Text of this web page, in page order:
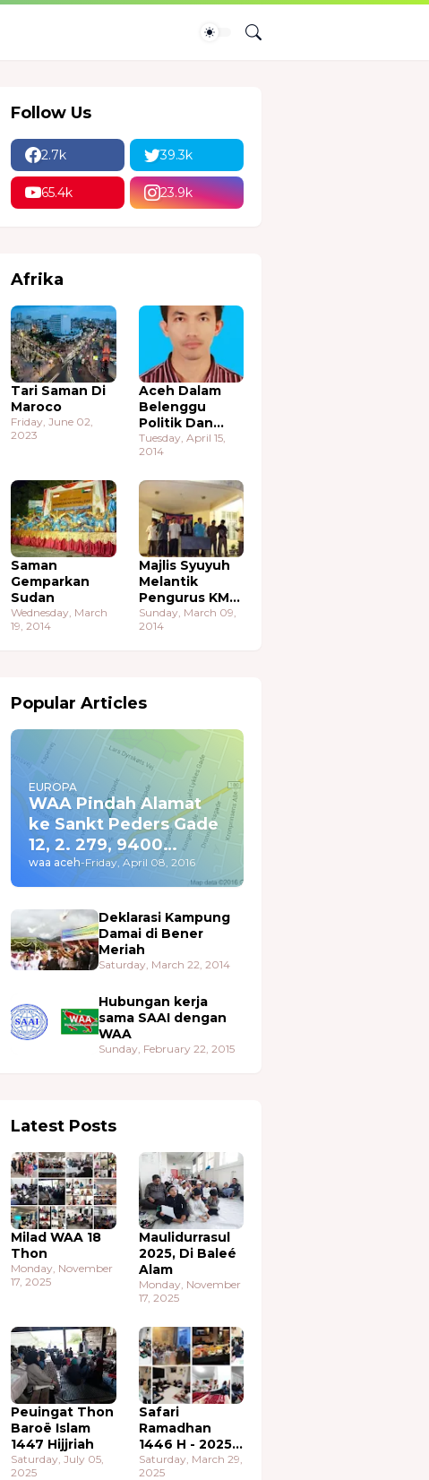
Follow Us
2.7k 39.3k
65.4k 23.9k
Afrika
Tari Saman Di
Maroco
Friday, June 02,
2023
Aceh Dalam
Belenggu
Politik Dan
Ekonomi
Tuesday, April 15,
2014
Saman
Gemparkan
Sudan
Wednesday, March
19, 2014
Majlis Syuyuh
Melantik
Pengurus KMA
Sudan
Sunday, March 09,
2014
Popular Articles
EUROPA
WAA Pindah Alamat
ke Sankt Peders Gade
12, 2. 279, 9400
Nørresundby
waa aceh-Friday, April 08, 2016
Deklarasi Kampung
Damai di Bener
Meriah
Saturday, March 22, 2014
Hubungan kerja
sama SAAI dengan
WAA
Sunday, February 22, 2015
Latest Posts
Milad WAA 18
Thon
Monday, November
17, 2025
Maulidurrasul
2025, Di Baleé
Alam
Monday, November
17, 2025
Peuingat Thon
Baroë Islam
1447 Hijjriah
Saturday, July 05,
2025
Safari
Ramadhan
1446 H - 2025
M
Saturday, March 29,
2025